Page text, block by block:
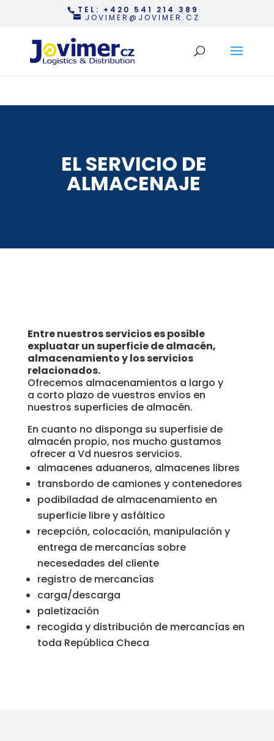
TEL: +420 541 214 389
JOVIMER@JOVIMER.CZ
EL SERVICIO DE
ALMACENAJE
Entre nuestros servicios es posible
expluatar un superficie de almacén,
almacenamiento y los servicios
relacionados.
Ofrecemos almacenamientos a largo y
a corto plazo de vuestros envíos en
nuestros superficies de almacén.
En cuanto no disponga su superfisie de
almacén propio, nos mucho gustamos
ofrecer a Vd nuesros servicios.
almacenes aduaneros, almacenes libres
transbordo de camiones y contenedores
podibiladad de almacenamiento en
superficie libre y asfáltico
recepción, colocación, manipulación y
entrega de mercancías sobre
necesedades del cliente
registro de mercancías
carga/descarga
paletización
recogida y distribución de mercancías en
toda República Checa